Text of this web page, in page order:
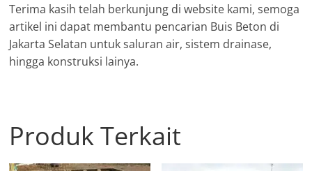
Terima kasih telah berkunjung di website kami, semoga
artikel ini dapat membantu pencarian Buis Beton di
Jakarta Selatan untuk saluran air, sistem drainase,
hingga konstruksi lainya.
Produk Terkait